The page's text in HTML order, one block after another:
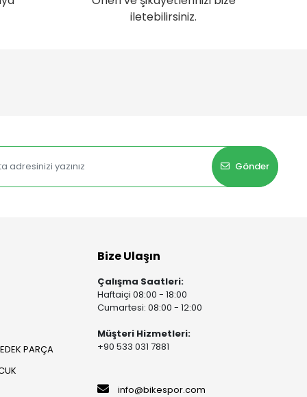
iletebilirsiniz.
Gönder
PARÇA
Bize Ulaşın
Çalışma Saatleri:
Haftaiçi 08:00 - 18:00
Cumartesi: 08:00 - 12:00
Müşteri Hizmetleri:
+90 533 031 7881
info@bikespor.com